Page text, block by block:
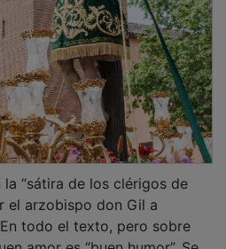
“sátira de los clérigos de
el arzobispo don Gil a
todo el texto, pero sobre